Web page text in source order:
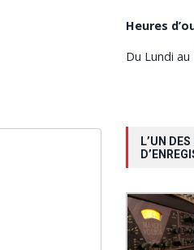
Heures
Du Lundi
L’UN